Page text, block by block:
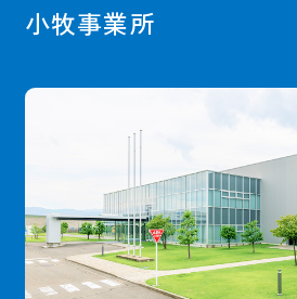
小牧事業所